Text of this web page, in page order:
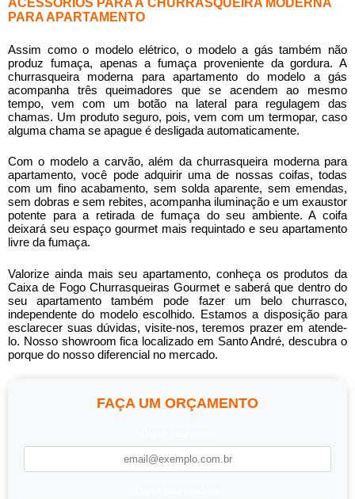
ACESSÓRIOS PARA A CHURRASQUEIRA MODERNA
PARA APARTAMENTO
Assim como o modelo elétrico, o modelo a gás também não
produz fumaça, apenas a fumaça proveniente da gordura. A
churrasqueira moderna para apartamento do modelo a gás
acompanha três queimadores que se acendem ao mesmo
tempo, vem com um botão na lateral para regulagem das
chamas. Um produto seguro, pois, vem com um termopar, caso
alguma chama se apague é desligada automaticamente.
Com o modelo a carvão, além dachurrasqueira moderna para
apartamento, você pode adquirir uma de nossas coifas, todas
com um fino acabamento, sem solda aparente, sem emendas,
sem dobras e sem rebites, acompanha iluminação e um exaustor
potente para a retirada de fumaça do seu ambiente. A coifa
deixará seu espaço gourmet mais requintado e seu apartamento
livre da fumaça.
Valorize ainda mais seu apartamento, conheça os produtos da
Caixa de Fogo Churrasqueiras Gourmet e saberá que dentro do
seu apartamento também pode fazer um belo churrasco,
independente do modelo escolhido. Estamos a disposição para
esclarecer suas dúvidas, visite-nos, teremos prazer em atende-
lo. Nosso showroom fica localizado em Santo André, descubra o
porque do nosso diferencial no mercado.
FAÇA UM ORÇAMENTO